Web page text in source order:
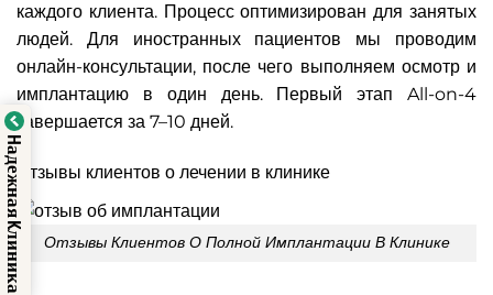
каждого клиента. Процесс оптимизирован для занятых
людей. Для иностранных пациентов мы проводим
онлайн-консультации, после чего выполняем осмотр и
имплантацию в один день. Первый этап All-on-4
завершается за 7–10 дней.
Отзывы клиентов о лечении в клинике
Отзывы Клиентов О Полной Имплантации В Клинике
Hадежная Kлиника